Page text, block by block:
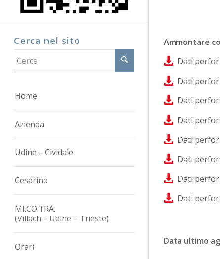
Home
Azienda
Udine – Cividale
Cesarino
MI.CO.TRA.
(Villach – Udine – Trieste)
Orari
Cerca nel sito
Ammontare
Dati
Dati
Dati
Dati
Dati
Dati
Dati
Dati
Data ultimo